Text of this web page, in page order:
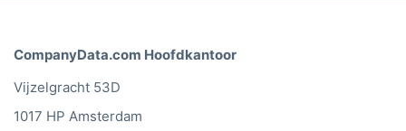
CompanyData.com Hoofdkantoor
Vijzelgracht 53D
1017 HP Amsterdam